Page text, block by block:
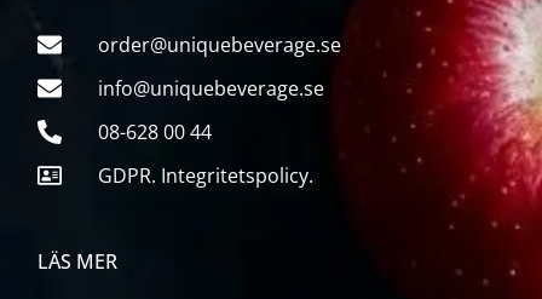
order@uniquebeverage.se
info@uniquebeverage.se
08-628 00 44
GDPR. Integritetspolicy.
LÄS MER